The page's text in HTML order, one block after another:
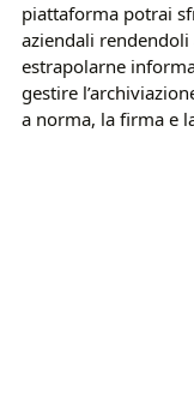
piattaforma potrai
aziendali
estrapolarne
gestire
a norma, la firma e